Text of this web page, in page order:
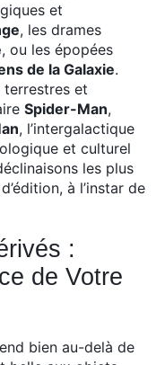
et
, les drames
, ou les épopées
de la Galaxie.
terrestres et
Spider-Man,
, l’intergalactique
et culturel
les plus
à l’instar de
:
de Votre
bien au-delà de